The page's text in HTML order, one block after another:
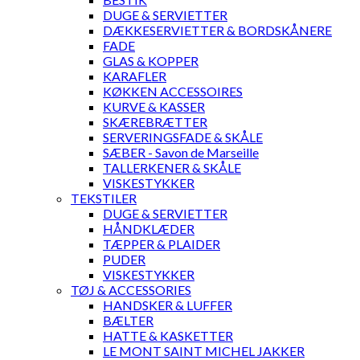
DUGE & SERVIETTER
DÆKKESERVIETTER & BORDSKÅNERE
FADE
GLAS & KOPPER
KARAFLER
KØKKEN ACCESSOIRES
KURVE & KASSER
SKÆREBRÆTTER
SERVERINGSFADE & SKÅLE
SÆBER - Savon de Marseille
TALLERKENER & SKÅLE
VISKESTYKKER
TEKSTILER
DUGE & SERVIETTER
HÅNDKLÆDER
TÆPPER & PLAIDER
PUDER
VISKESTYKKER
TØJ & ACCESSORIES
HANDSKER & LUFFER
BÆLTER
HATTE & KASKETTER
LE MONT SAINT MICHEL JAKKER